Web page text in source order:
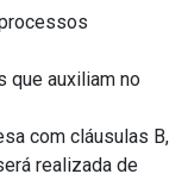
que auxiliam no
com cláusulas B,
realizada de